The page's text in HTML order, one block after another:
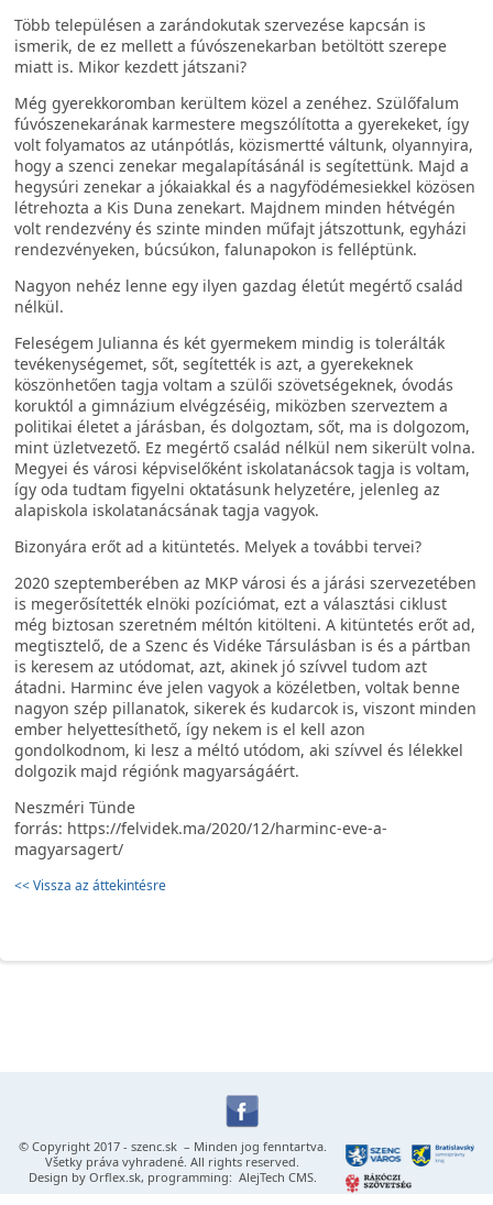
Több településen a zarándokutak szervezése kapcsán is
ismerik, de ez mellett a fúvószenekarban betöltött szerepe
miatt is. Mikor kezdett játszani?
Még gyerekkoromban kerültem közel a zenéhez. Szülőfalum
fúvószenekarának karmestere megszólította a gyerekeket, így
volt folyamatos az utánpótlás, közismertté váltunk, olyannyira,
hogy a szenci zenekar megalapításánál is segítettünk. Majd a
hegysúri zenekar a jókaiakkal és a nagyfödémesiekkel közösen
létrehozta a Kis Duna zenekart. Majdnem minden hétvégén
volt rendezvény és szinte minden műfajt játszottunk, egyházi
rendezvényeken, búcsúkon, falunapokon is felléptünk.
Nagyon nehéz lenne egy ilyen gazdag életút megértő család
nélkül.
Feleségem Julianna és két gyermekem mindig is tolerálták
tevékenységemet, sőt, segítették is azt, a gyerekeknek
köszönhetően tagja voltam a szülői szövetségeknek, óvodás
koruktól a gimnázium elvégzéséig, miközben szerveztem a
politikai életet a járásban, és dolgoztam, sőt, ma is dolgozom,
mint üzletvezető. Ez megértő család nélkül nem sikerült volna.
Megyei és városi képviselőként iskolatanácsok tagja is voltam,
így oda tudtam figyelni oktatásunk helyzetére, jelenleg az
alapiskola iskolatanácsának tagja vagyok.
Bizonyára erőt ad a kitüntetés. Melyek a további tervei?
2020 szeptemberében az MKP városi és a járási szervezetében
is megerősítették elnöki pozíciómat, ezt a választási ciklust
még biztosan szeretném méltón kitölteni. A kitüntetés erőt ad,
megtisztelő, de a Szenc és Vidéke Társulásban is és a pártban
is keresem az utódomat, azt, akinek jó szívvel tudom azt
átadni. Harminc éve jelen vagyok a közéletben, voltak benne
nagyon szép pillanatok, sikerek és kudarcok is, viszont minden
ember helyettesíthető, így nekem is el kell azon
gondolkodnom, ki lesz a méltó utódom, aki szívvel és lélekkel
dolgozik majd régiónk magyarságáért.
Neszméri Tünde
forrás: https://felvidek.ma/2020/12/harminc-eve-a-
magyarsagert/
<< Vissza az áttekintésre
© Copyright 2017 - szenc.sk– Minden jog fenntartva.
Všetky práva vyhradené. All rights reserved.
Design by Orflex.sk, programming: AlejTech CMS.